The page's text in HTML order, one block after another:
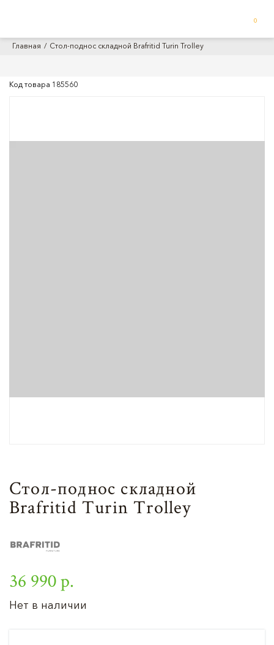
0
Главная Стол-поднос складной Brafritid Turin Trolley
Код товара 185560
Стол-поднос складной
Brafritid Turin Trolley
36 990 р.
Нет в наличии